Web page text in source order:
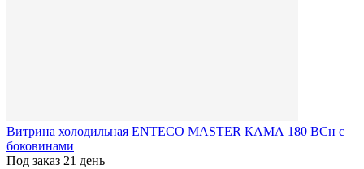
Витрина холодильная ENTECO MASTER КАМА 180 BCн с
боковинами
Под заказ 21 день